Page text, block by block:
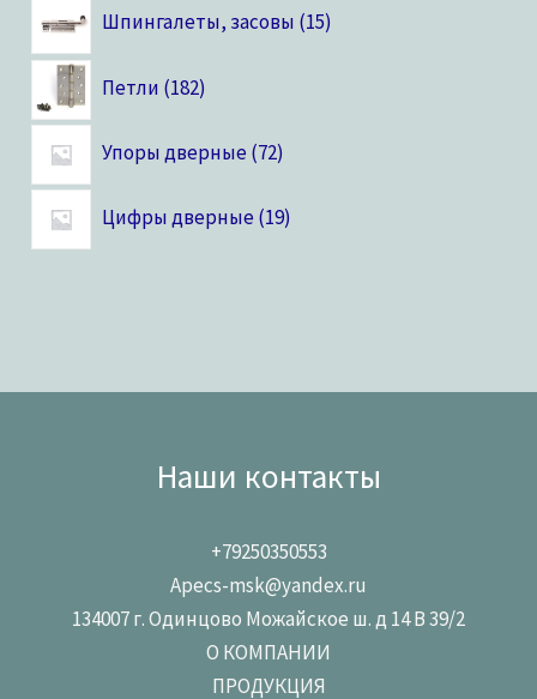
Шпингалеты, засовы 15
Петли 182
Упоры дверные 72
Цифры дверные 19
Наши контакты
+79250350553
Apecs-msk@yandex.ru
134007 г. Одинцово Можайское ш. д 14 В 39/2
О КОМПАНИИ
ПРОДУКЦИЯ